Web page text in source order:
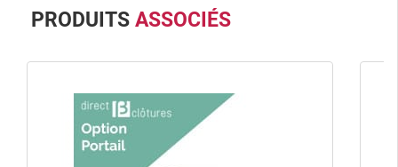
PRODUITS ASSOCIÉS